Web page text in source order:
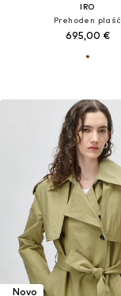
IRO
Prehoden plašč
695,00 €
Novo